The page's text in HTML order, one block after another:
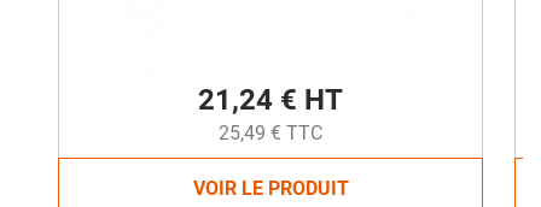
21,24 € HT
25,49 € TTC
VOIR LE PRODUIT